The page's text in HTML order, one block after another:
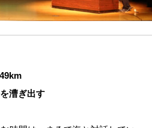
漕ぎ出す